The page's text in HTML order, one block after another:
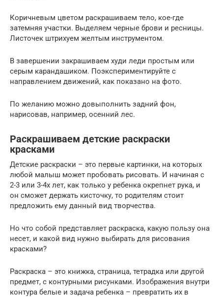
Коричневым цветом раскрашиваем тело, кое-где
затемняя участки. Выделяем черные брови и ресницы.
Листочек штрихуем желтым инструментом.
В завершении закрашиваем худи леди простым или
серым карандашиком. Поэкспериментируйте с
направлением движений, как показано на фото.
По желанию можно довыполнить задний фон,
нарисовав, например, осенний лес.
Раскрашиваем детские раскраски
красками
Детские раскраски – это первые картинки, на которых
любой малыш может пробовать рисовать. И начиная с
2-3 или 3-4х лет, как только у ребенка окрепнет рука, и
он сможет держать кисточку, то родителям стоит
предложить ему данный вид творчества.
Но что собой представляет раскраска, какую пользу она
несет, и какой вид нужно выбирать для рисования
красками?
Раскраска – это книжка, страница, тетрадка или другой
предмет, с контурными рисунками. Изображения внутри
контура белые и задача ребенка – превратить их в